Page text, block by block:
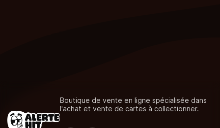
Boutique de vente en ligne spécialisée dans
l'achat et vente de cartes à collectionner.